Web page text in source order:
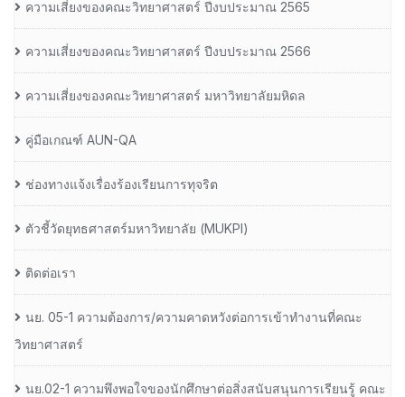
ความเสี่ยงของคณะวิทยาศาสตร์ ปีงบประมาณ 2565
ความเสี่ยงของคณะวิทยาศาสตร์ ปีงบประมาณ 2566
ความเสี่ยงของคณะวิทยาศาสตร์ มหาวิทยาลัยมหิดล
คู่มือเกณฑ์ AUN-QA
ช่องทางแจ้งเรื่องร้องเรียนการทุจริต
ตัวชี้วัดยุทธศาสตร์มหาวิทยาลัย (MUKPI)
ติดต่อเรา
นย. 05-1 ความต้องการ/ความคาดหวังต่อการเข้าทำงานที่คณะ
วิทยาศาสตร์
นย.02-1 ความพึงพอใจของนักศึกษาต่อสิ่งสนับสนุนการเรียนรู้ คณะ